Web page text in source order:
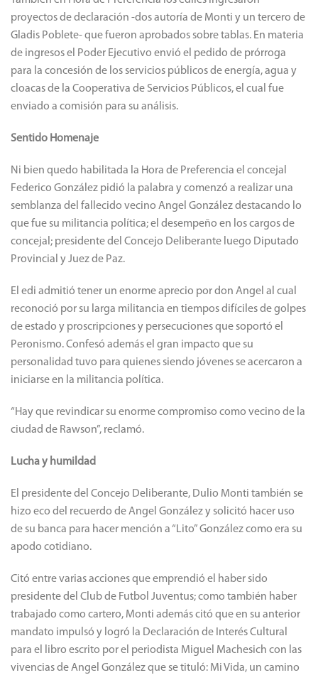
proyectos de declaración -dos autoría de Monti y un tercero de
Gladis Poblete- que fueron aprobados sobre tablas. En materia
de ingresos el Poder Ejecutivo envió el pedido de prórroga
para la concesión de los servicios públicos de energía, agua y
cloacas de la Cooperativa de Servicios Públicos, el cual fue
enviado a comisión para su análisis.
Sentido Homenaje
Ni bien quedo habilitada la Hora de Preferencia el concejal
Federico González pidió la palabra y comenzó a realizar una
semblanza del fallecido vecino Angel González destacando lo
que fue su militancia política; el desempeño en los cargos de
concejal; presidente del Concejo Deliberante luego Diputado
Provincial y Juez de Paz.
El edi admitió tener un enorme aprecio por don Angel al cual
reconoció por su larga militancia en tiempos difíciles de golpes
de estado y proscripciones y persecuciones que soportó el
Peronismo. Confesó además el gran impacto que su
personalidad tuvo para quienes siendo jóvenes se acercaron a
iniciarse en la militancia política.
“Hay que revindicar su enorme compromiso como vecino de la
ciudad de Rawson”, reclamó.
Lucha y humildad
El presidente del Concejo Deliberante, Dulio Monti también se
hizo eco del recuerdo de Angel González y solicitó hacer uso
de su banca para hacer mención a “Lito” González como era su
apodo cotidiano.
Citó entre varias acciones que emprendió el haber sido
presidente del Club de Futbol Juventus; como también haber
trabajado como cartero, Monti además citó que en su anterior
mandato impulsó y logró la Declaración de Interés Cultural
para el libro escrito por el periodista Miguel Machesich con las
vivencias de Angel González que se tituló: Mi Vida, un camino